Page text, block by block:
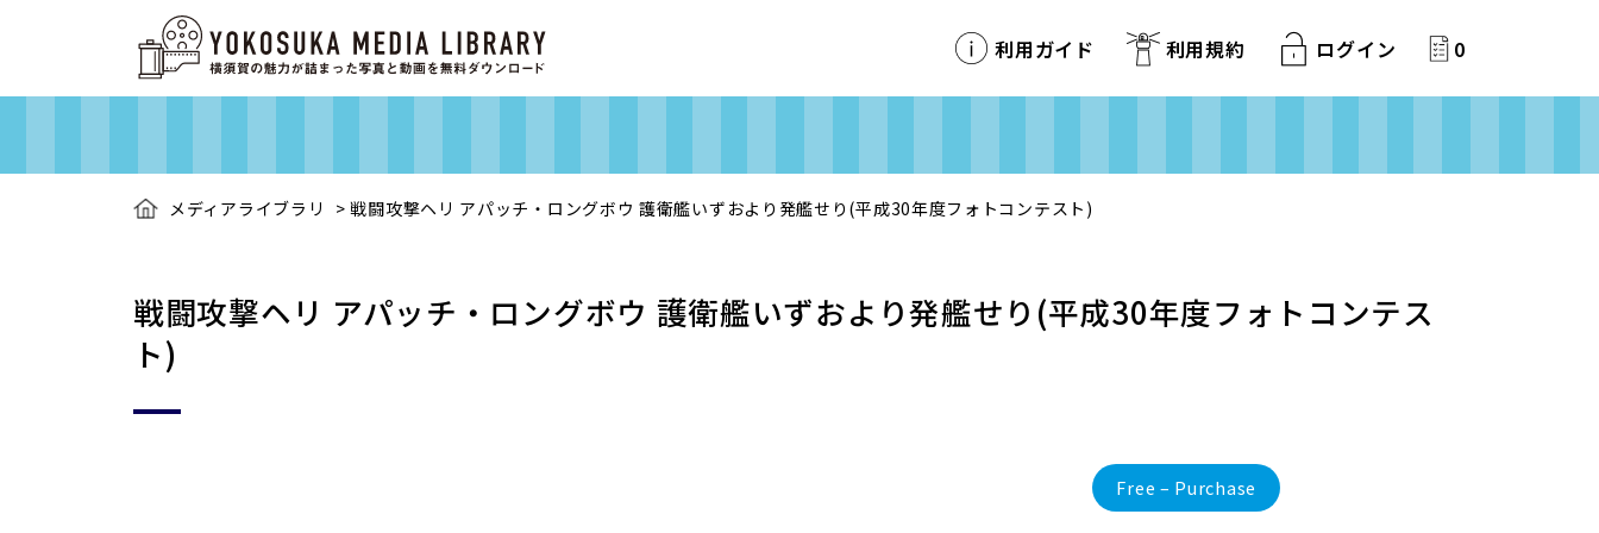
利用ガイド 利用規約 ログイン 0
メディアライブラリ >戦闘攻撃ヘリ アパッチ・ロングボウ 護衛艦いずおより発艦せり(平成30年度フォトコンテスト)
戦闘攻撃ヘリ アパッチ・ロングボウ 護衛艦いずおより発艦せり(平成30年度フォトコンテス
ト)
Free – Purchase